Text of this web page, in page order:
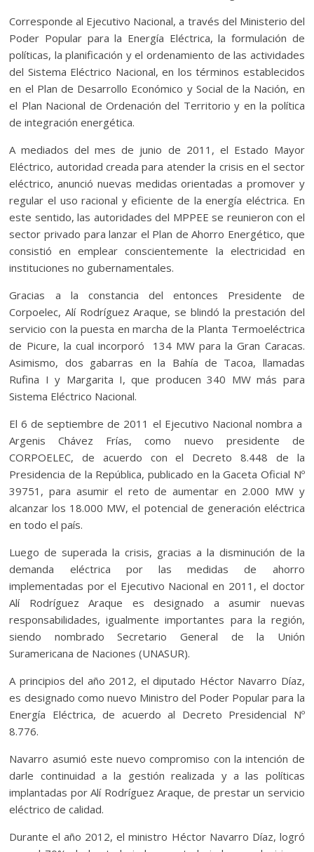
Corresponde al Ejecutivo Nacional, a través del Ministerio del
Poder Popular para la Energía Eléctrica, la formulación de
políticas, la planificación y el ordenamiento de las actividades
del Sistema Eléctrico Nacional, en los términos establecidos
en el Plan de Desarrollo Económico y Social de la Nación, en
el Plan Nacional de Ordenación del Territorio y en la política
de integración energética.
A mediados del mes de junio de 2011, el Estado Mayor
Eléctrico, autoridad creada para atender la crisis en el sector
eléctrico, anunció nuevas medidas orientadas a promover y
regular el uso racional y eficiente de la energía eléctrica. En
este sentido, las autoridades del MPPEE se reunieron con el
sector privado para lanzar el Plan de Ahorro Energético, que
consistió en emplear conscientemente la electricidad en
instituciones no gubernamentales.
Gracias a la constancia del entonces Presidente de
Corpoelec, Alí Rodríguez Araque, se blindó la prestación del
servicio con la puesta en marcha de la Planta Termoeléctrica
de Picure, la cual incorporó 134 MW para la Gran Caracas.
Asimismo, dos gabarras en la Bahía de Tacoa, llamadas
Rufina I y Margarita I, que producen 340 MW más para
Sistema Eléctrico Nacional.
El 6 de septiembre de 2011 el Ejecutivo Nacional nombra a
Argenis Chávez Frías, como nuevo presidente de
CORPOELEC, de acuerdo con el Decreto 8.448 de la
Presidencia de la República, publicado en la Gaceta Oficial Nº
39751, para asumir el reto de aumentar en 2.000 MW y
alcanzar los 18.000 MW, el potencial de generación eléctrica
en todo el país.
Luego de superada la crisis, gracias a la disminución de la
demanda eléctrica por las medidas de ahorro
implementadas por el Ejecutivo Nacional en 2011, el doctor
Alí Rodríguez Araque es designado a asumir nuevas
responsabilidades, igualmente importantes para la región,
siendo nombrado Secretario General de la Unión
Suramericana de Naciones (UNASUR).
A principios del año 2012, el diputado Héctor Navarro Díaz,
es designado como nuevo Ministro del Poder Popular para la
Energía Eléctrica, de acuerdo al Decreto Presidencial Nº
8.776.
Navarro asumió este nuevo compromiso con la intención de
darle continuidad a la gestión realizada y a las políticas
implantadas por Alí Rodríguez Araque, de prestar un servicio
eléctrico de calidad.
Durante el año 2012, el ministro Héctor Navarro Díaz, logró